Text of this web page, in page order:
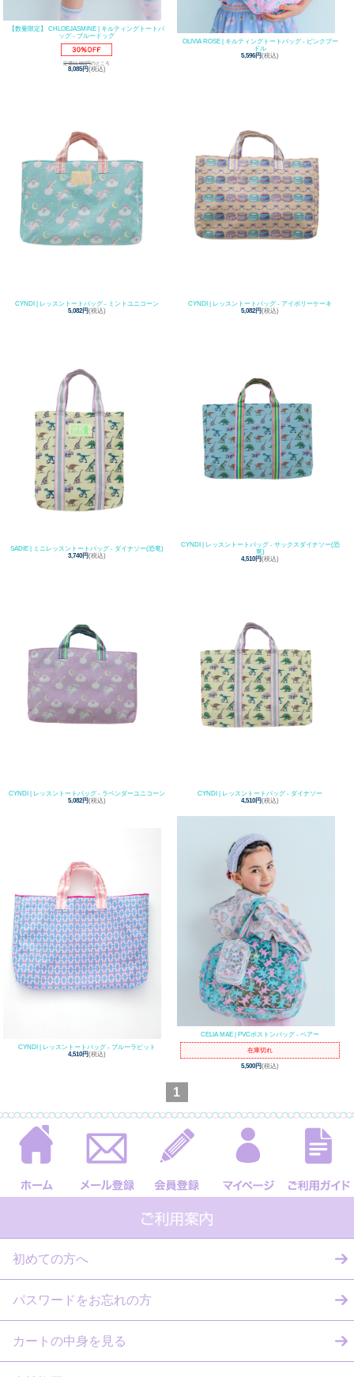
【数量限定】 CHLOEJASMINE | キルティングトートバ
ッグ - ブルードッグ
定価11,550円のところ
8,085円(税込)
OLIVIA ROSE | キルティングトートバッグ - ピンクプー
ドル
5,596円(税込)
CYNDI | レッスントートバッグ - ミントユニコーン
5,082円(税込)
CYNDI | レッスントートバッグ - アイボリーケーキ
5,082円(税込)
SADIE | ミニレッスントートバッグ - ダイナソー(恐竜)
3,740円(税込)
CYNDI | レッスントートバッグ - サックスダイナソー(恐
竜)
4,510円(税込)
CYNDI | レッスントートバッグ - ラベンダーユニコーン
5,082円(税込)
CYNDI | レッスントートバッグ - ダイナソー
4,510円(税込)
CYNDI | レッスントートバッグ - ブルーラビット
4,510円(税込)
CELIA MAE | PVCボストンバッグ - ベアー
在庫切れ
5,500円(税込)
1
初めての方へ
パスワードをお忘れの方
カートの中身を見る